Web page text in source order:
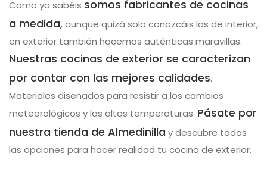
Como ya sabéis somos fabricantes de cocinas
a medida,aunque quizá solo conozcáis las de interior,
en exterior también hacemos auténticas maravillas.
Nuestras cocinas de exterior se caracterizan
por contar con las mejores calidades.
Materiales diseñados para resistir a los cambios
meteorológicos y las altas temperaturas. Pásate por
nuestra tienda de Almedinilla y descubre todas
las opciones para hacer realidad tu cocina de exterior.